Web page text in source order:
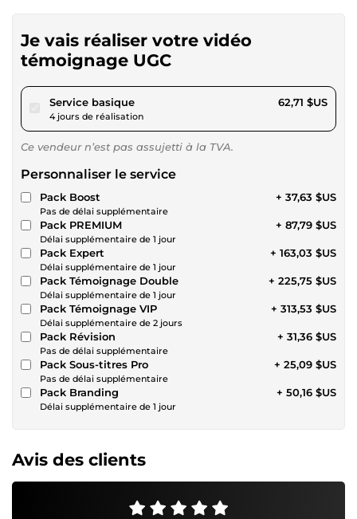
Je vais réaliser votre vidéo
témoignage UGC
Service basiquepour 57,79 $US
4 jours de réalisation
62,71 $US
Ce vendeur n’est pas assujetti à la TVA.
Personnaliser le service
Pack Boost
Pas de délai supplémentaire
+ 37,63 $US
Pack PREMIUM
Délai supplémentaire de 1 jour
+ 87,79 $US
Pack Expert
Délai supplémentaire de 1 jour
+ 163,03 $US
Pack Témoignage Double
Délai supplémentaire de 1 jour
+ 225,75 $US
Pack Témoignage VIP
Délai supplémentaire de 2 jours
+ 313,53 $US
Pack Révision
Pas de délai supplémentaire
+ 31,36 $US
Pack Sous-titres Pro
Pas de délai supplémentaire
+ 25,09 $US
Pack Branding
Délai supplémentaire de 1 jour
+ 50,16 $US
Avis des clients